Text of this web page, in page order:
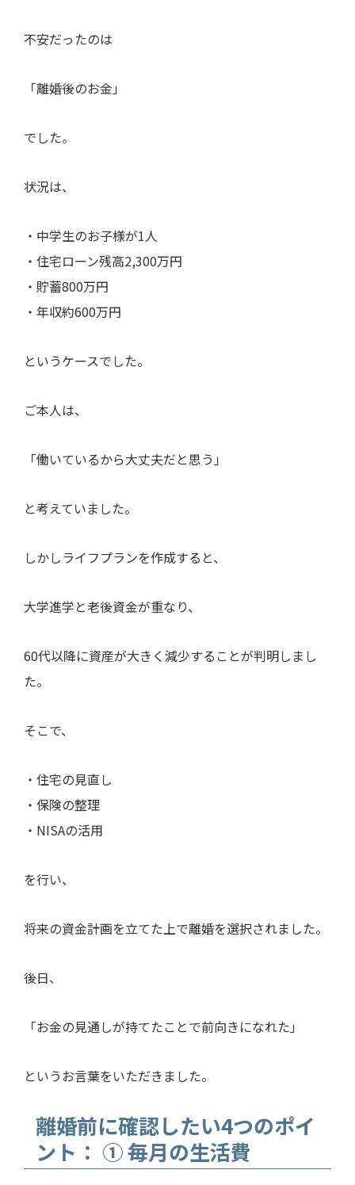
不安だったのは
「離婚後のお金」
でした。
状況は、
・中学生のお子様が1人
・住宅ローン残高2,300万円
・貯蓄800万円
・年収約600万円
というケースでした。
ご本人は、
「働いているから大丈夫だと思う」
と考えていました。
しかしライフプランを作成すると、
大学進学と老後資金が重なり、
60代以降に資産が大きく減少することが判明しまし
た。
そこで、
・住宅の見直し
・保険の整理
・NISAの活用
を行い、
将来の資金計画を立てた上で離婚を選択されました。
後日、
「お金の見通しが持てたことで前向きになれた」
というお言葉をいただきました。
離婚前に確認したい4つのポイ
ント： ① 毎月の生活費